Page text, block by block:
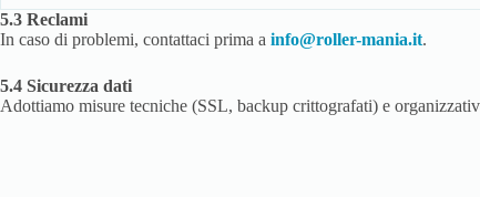
5.3 Reclami
In caso di problemi, contattaci prima a info@roller-mania.it.
5.4 Sicurezza dati
Adottiamo misure tecniche (SSL, backup crittografati) e